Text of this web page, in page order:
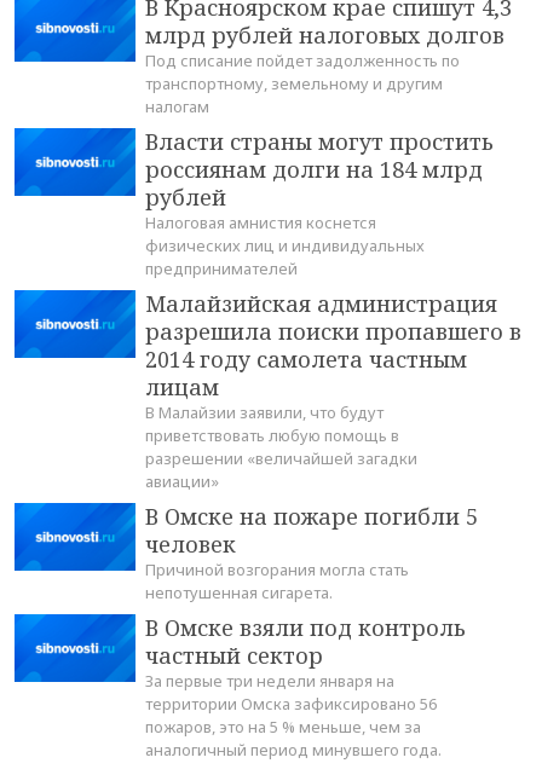
В Красноярском крае спишут 4,3
млрд рублей налоговых долгов
Под списание пойдет задолженность по
транспортному, земельному и другим
налогам
Власти страны могут простить
россиянам долги на 184 млрд
рублей
Налоговая амнистия коснется
физических лиц и индивидуальных
предпринимателей
Малайзийская администрация
разрешила поиски пропавшего в
2014 году самолета частным
лицам
В Малайзии заявили, что будут
приветствовать любую помощь в
разрешении «величайшей загадки
авиации»
В Омске на пожаре погибли 5
человек
Причиной возгорания могла стать
непотушенная сигарета.
В Омске взяли под контроль
частный сектор
За первые три недели января на
территории Омска зафиксировано 56
пожаров, это на 5 % меньше, чем за
аналогичный период минувшего года.